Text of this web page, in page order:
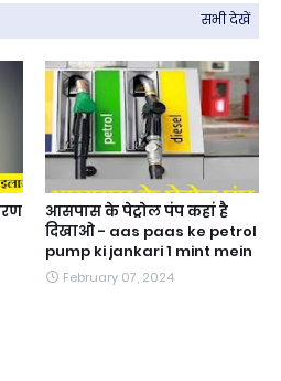
सभी देखें
आसपास के पेट्रोल पंप कहां है
दिखाओ - aas paas ke petrol
pump ki jankari 1 mint mein
February 07, 2024